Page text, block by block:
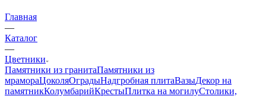
Главная
—
Каталог
—
Цветники
Памятники из гранитаПамятники из
мрамораЦоколяОградыНадгробная плитаВазыДекор на
памятникКолумбарийКрестыПлитка на могилуСтолики,